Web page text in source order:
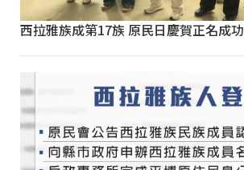
西拉雅族成第17族 原民日慶賀正名成功